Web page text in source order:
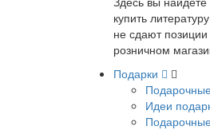
купить
не сдают
розничном
Подарки
Идеи